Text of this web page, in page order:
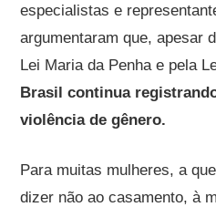
especialistas e
argumentaram que, apesar
Lei Maria da Penha e pela
Brasil continua
violência de gênero.
Para muitas mulheres, a
dizer não ao casamento, à